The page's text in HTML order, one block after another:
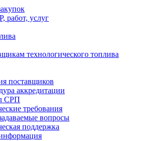
работ, услуг
технологического топлива
поставщиков
аккредитации
СРП
требования
вопросы
поддержка